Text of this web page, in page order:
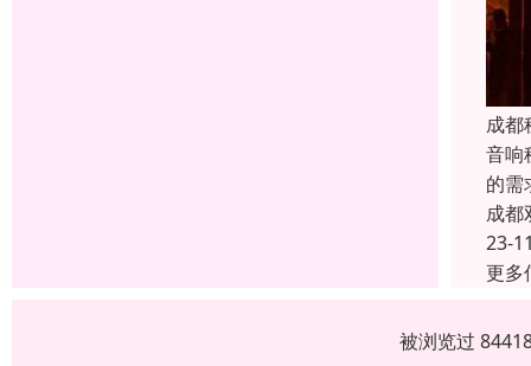
成都
音响
的需
成都
23-
更多
被浏览过